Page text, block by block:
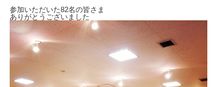
参加いただいた82名の皆さま
ありがとうございました